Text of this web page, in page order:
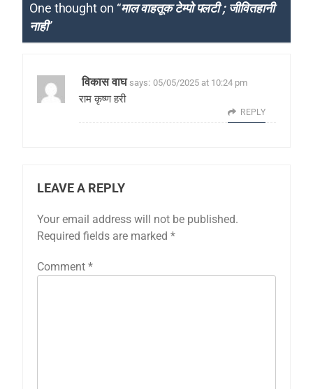
One thought on “माल वाहतूक टेम्पो पलटी ; जीवितहानी
नाही”
विकास वाघ says: 05/05/2025 at 10:24 pm
राम कृष्ण हरी
REPLY
LEAVE A REPLY
Your email address will not be published.
Required fields are marked *
Comment *